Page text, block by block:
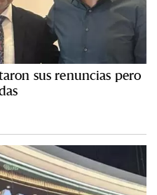
sus renuncias pero